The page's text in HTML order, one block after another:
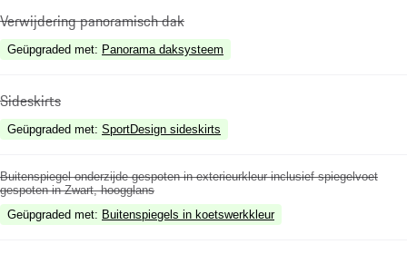
Verwijdering panoramisch dak
Geüpgraded met: Panorama daksysteem
Sideskirts
Geüpgraded met: SportDesign sideskirts
Buitenspiegel onderzijde gespoten in exterieurkleur inclusief spiegelvoet
gespoten in Zwart, hoogglans
Geüpgraded met: Buitenspiegels in koetswerkkleur